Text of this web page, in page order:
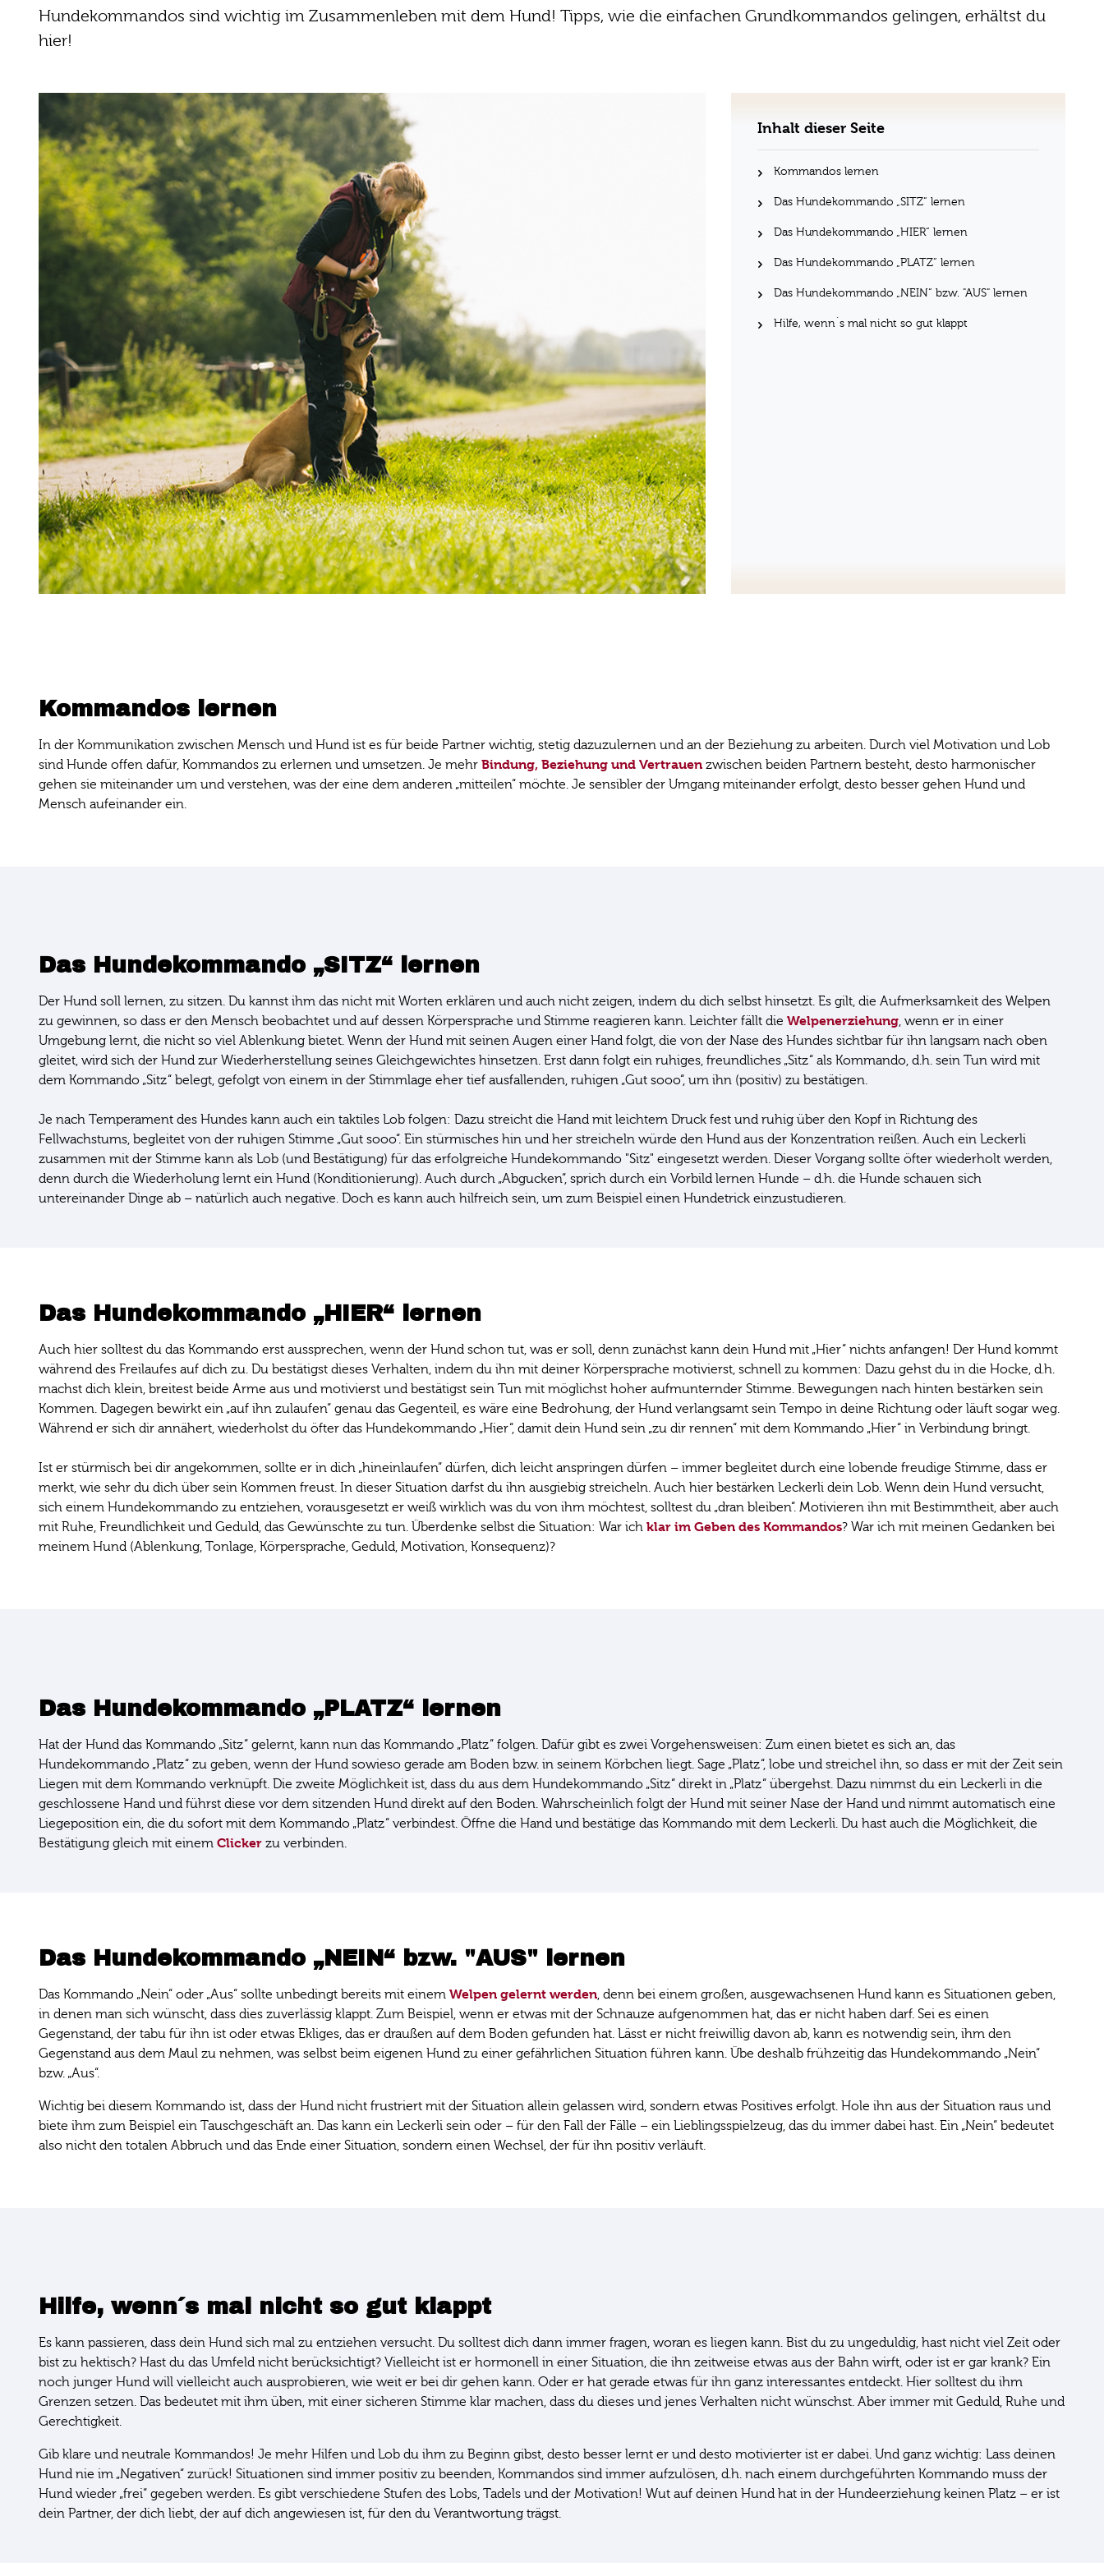
Hundekommandos sind wichtig im Zusammenleben mit dem Hund! Tipps, wie die einfachen Grundkommandos gelingen, erhältst du
hier!
Inhalt dieser Seite
Kommandos lernen
Das Hundekommando „SITZ“ lernen
Das Hundekommando „HIER“ lernen
Das Hundekommando „PLATZ“ lernen
Das Hundekommando „NEIN“ bzw. "AUS" lernen
Hilfe, wenn´s mal nicht so gut klappt
Kommandos lernen
In der Kommunikation zwischen Mensch und Hund ist es für beide Partner wichtig, stetig dazuzulernen und an der Beziehung zu arbeiten. Durch viel Motivation und Lob
sind Hunde offen dafür, Kommandos zu erlernen und umsetzen. Je mehr Bindung, Beziehung und Vertrauen zwischen beiden Partnern besteht, desto harmonischer
gehen sie miteinander um und verstehen, was der eine dem anderen „mitteilen“ möchte. Je sensibler der Umgang miteinander erfolgt, desto besser gehen Hund und
Mensch aufeinander ein.
Das Hundekommando „SITZ“ lernen
Der Hund soll lernen, zu sitzen. Du kannst ihm das nicht mit Worten erklären und auch nicht zeigen, indem du dich selbst hinsetzt. Es gilt, die Aufmerksamkeit des Welpen
zu gewinnen, so dass er den Mensch beobachtet und auf dessen Körpersprache und Stimme reagieren kann. Leichter fällt die Welpenerziehung, wenn er in einer
Umgebung lernt, die nicht so viel Ablenkung bietet. Wenn der Hund mit seinen Augen einer Hand folgt, die von der Nase des Hundes sichtbar für ihn langsam nach oben
gleitet, wird sich der Hund zur Wiederherstellung seines Gleichgewichtes hinsetzen. Erst dann folgt ein ruhiges, freundliches „Sitz“ als Kommando, d.h. sein Tun wird mit
dem Kommando „Sitz“ belegt, gefolgt von einem in der Stimmlage eher tief ausfallenden, ruhigen „Gut sooo“, um ihn (positiv) zu bestätigen.
Je nach Temperament des Hundes kann auch ein taktiles Lob folgen: Dazu streicht die Hand mit leichtem Druck fest und ruhig über den Kopf in Richtung des
Fellwachstums, begleitet von der ruhigen Stimme „Gut sooo“. Ein stürmisches hin und her streicheln würde den Hund aus der Konzentration reißen. Auch ein Leckerli
zusammen mit der Stimme kann als Lob (und Bestätigung) für das erfolgreiche Hundekommando "Sitz" eingesetzt werden. Dieser Vorgang sollte öfter wiederholt werden,
denn durch die Wiederholung lernt ein Hund (Konditionierung). Auch durch „Abgucken“, sprich durch ein Vorbild lernen Hunde – d.h. die Hunde schauen sich
untereinander Dinge ab – natürlich auch negative. Doch es kann auch hilfreich sein, um zum Beispiel einen Hundetrick einzustudieren.
Das Hundekommando „HIER“ lernen
Auch hier solltest du das Kommando erst aussprechen, wenn der Hund schon tut, was er soll, denn zunächst kann dein Hund mit „Hier“ nichts anfangen! Der Hund kommt
während des Freilaufes auf dich zu. Du bestätigst dieses Verhalten, indem du ihn mit deiner Körpersprache motivierst, schnell zu kommen: Dazu gehst du in die Hocke, d.h.
machst dich klein, breitest beide Arme aus und motivierst und bestätigst sein Tun mit möglichst hoher aufmunternder Stimme. Bewegungen nach hinten bestärken sein
Kommen. Dagegen bewirkt ein „auf ihn zulaufen“ genau das Gegenteil, es wäre eine Bedrohung, der Hund verlangsamt sein Tempo in deine Richtung oder läuft sogar weg.
Während er sich dir annähert, wiederholst du öfter das Hundekommando „Hier“, damit dein Hund sein „zu dir rennen“ mit dem Kommando „Hier“ in Verbindung bringt.
Ist er stürmisch bei dir angekommen, sollte er in dich „hineinlaufen“ dürfen, dich leicht anspringen dürfen – immer begleitet durch eine lobende freudige Stimme, dass er
merkt, wie sehr du dich über sein Kommen freust. In dieser Situation darfst du ihn ausgiebig streicheln. Auch hier bestärken Leckerli dein Lob. Wenn dein Hund versucht,
sich einem Hundekommando zu entziehen, vorausgesetzt er weiß wirklich was du von ihm möchtest, solltest du „dran bleiben“. Motivieren ihn mit Bestimmtheit, aber auch
mit Ruhe, Freundlichkeit und Geduld, das Gewünschte zu tun. Überdenke selbst die Situation: War ich klar im Geben des Kommandos? War ich mit meinen Gedanken bei
meinem Hund (Ablenkung, Tonlage, Körpersprache, Geduld, Motivation, Konsequenz)?
Das Hundekommando „PLATZ“ lernen
Hat der Hund das Kommando „Sitz“ gelernt, kann nun das Kommando „Platz“ folgen. Dafür gibt es zwei Vorgehensweisen: Zum einen bietet es sich an, das
Hundekommando „Platz“ zu geben, wenn der Hund sowieso gerade am Boden bzw. in seinem Körbchen liegt. Sage „Platz“, lobe und streichel ihn, so dass er mit der Zeit sein
Liegen mit dem Kommando verknüpft. Die zweite Möglichkeit ist, dass du aus dem Hundekommando „Sitz“ direkt in „Platz“ übergehst. Dazu nimmst du ein Leckerli in die
geschlossene Hand und führst diese vor dem sitzenden Hund direkt auf den Boden. Wahrscheinlich folgt der Hund mit seiner Nase der Hand und nimmt automatisch eine
Liegeposition ein, die du sofort mit dem Kommando „Platz“ verbindest. Öffne die Hand und bestätige das Kommando mit dem Leckerli. Du hast auch die Möglichkeit, die
Bestätigung gleich mit einem Clicker zu verbinden.
Das Hundekommando „NEIN“ bzw. "AUS" lernen
Das Kommando „Nein“ oder „Aus“ sollte unbedingt bereits mit einem Welpen gelernt werden , denn bei einem großen, ausgewachsenen Hund kann es Situationen geben,
in denen man sich wünscht, dass dies zuverlässig klappt. Zum Beispiel, wenn er etwas mit der Schnauze aufgenommen hat, das er nicht haben darf. Sei es einen
Gegenstand, der tabu für ihn ist oder etwas Ekliges, das er draußen auf dem Boden gefunden hat. Lässt er nicht freiwillig davon ab, kann es notwendig sein, ihm den
Gegenstand aus dem Maul zu nehmen, was selbst beim eigenen Hund zu einer gefährlichen Situation führen kann. Übe deshalb frühzeitig das Hundekommando „Nein“
bzw. „Aus“.
Wichtig bei diesem Kommando ist, dass der Hund nicht frustriert mit der Situation allein gelassen wird, sondern etwas Positives erfolgt. Hole ihn aus der Situation raus und
biete ihm zum Beispiel ein Tauschgeschäft an. Das kann ein Leckerli sein oder – für den Fall der Fälle – ein Lieblingsspielzeug, das du immer dabei hast. Ein „Nein“ bedeutet
also nicht den totalen Abbruch und das Ende einer Situation, sondern einen Wechsel, der für ihn positiv verläuft.
Hilfe, wenn´s mal nicht so gut klappt
Es kann passieren, dass dein Hund sich mal zu entziehen versucht. Du solltest dich dann immer fragen, woran es liegen kann. Bist du zu ungeduldig, hast nicht viel Zeit oder
bist zu hektisch? Hast du das Umfeld nicht berücksichtigt? Vielleicht ist er hormonell in einer Situation, die ihn zeitweise etwas aus der Bahn wirft, oder ist er gar krank? Ein
noch junger Hund will vielleicht auch ausprobieren, wie weit er bei dir gehen kann. Oder er hat gerade etwas für ihn ganz interessantes entdeckt. Hier solltest du ihm
Grenzen setzen. Das bedeutet mit ihm üben, mit einer sicheren Stimme klar machen, dass du dieses und jenes Verhalten nicht wünschst. Aber immer mit Geduld, Ruhe und
Gerechtigkeit.
Gib klare und neutrale Kommandos! Je mehr Hilfen und Lob du ihm zu Beginn gibst, desto besser lernt er und desto motivierter ist er dabei. Und ganz wichtig: Lass deinen
Hund nie im „Negativen“ zurück! Situationen sind immer positiv zu beenden, Kommandos sind immer aufzulösen, d.h. nach einem durchgeführten Kommando muss der
Hund wieder „frei“ gegeben werden. Es gibt verschiedene Stufen des Lobs, Tadels und der Motivation! Wut auf deinen Hund hat in der Hundeerziehung keinen Platz – er ist
dein Partner, der dich liebt, der auf dich angewiesen ist, für den du Verantwortung trägst.